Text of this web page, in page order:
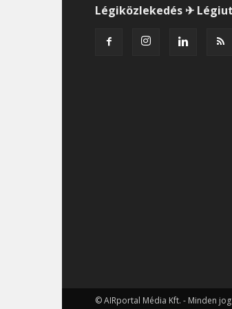
Légiközlekedés ✈
© AIRportal Média Kft. - Minden